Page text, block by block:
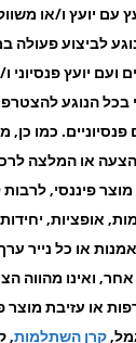
עם יועץ ו/או
לביצוע פעולה
ועם יועץ פנסיוני
בכל הנוגע
פנסיוניים. כמו כן,
הצעה או המלצה
פיננסי, לרבות
אופציות,
או כל נייר
אחר, ואינו מהווה
או עזיבת מוצר
קרן השתלמות,